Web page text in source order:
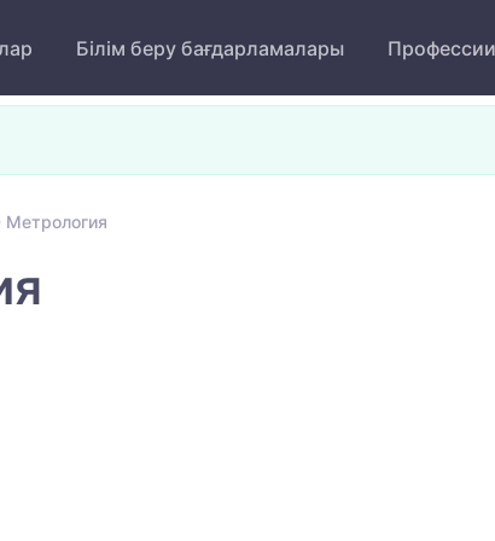
Білім беру бағдарламалары Профессии
Метрология